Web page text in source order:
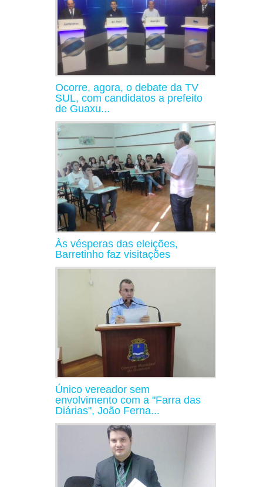
Ocorre, agora, o debate da TV
SUL, com candidatos a prefeito
de Guaxu...
Às vésperas das eleições,
Barretinho faz visitações
Único vereador sem
envolvimento com a "Farra das
Diárias", João Ferna...